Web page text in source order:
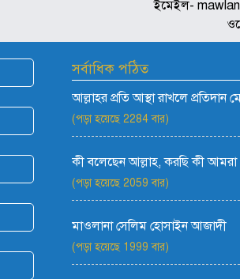
ইমেইল-
সর্বাধিক পঠিত
আল্লাহর প্রতি আস্থা রাখলে প্রতিদান
(পড়া হয়েছে 2284 বার)
কী বলেছেন আল্লাহ, করছি কী আমরা
(পড়া হয়েছে 2059 বার)
মাওলানা সেলিম হোসাইন আজাদী
(পড়া হয়েছে 1999 বার)